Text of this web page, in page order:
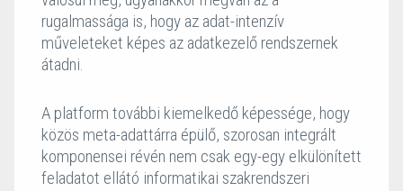
rugalmassága is, hogy az adat-intenzív
műveleteket képes az adatkezelő rendszernek
átadni.
A platform további kiemelkedő képessége, hogy
közös meta-adattárra épülő, szorosan integrált
komponensei révén nem csak egy-egy elkülönített
feladatot ellátó informatikai szakrendszeri